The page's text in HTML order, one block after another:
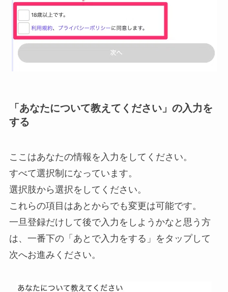
「あなたについて教えてください」の入力を
する
ここはあなたの情報を入力をしてください。
すべて選択制になっています。
選択肢から選択をしてください。
これらの項目はあとからでも変更は可能です。
一旦登録だけして後で入力をしようかなと思う方
は、一番下の「あとで入力をする」をタップして
次へお進みください。